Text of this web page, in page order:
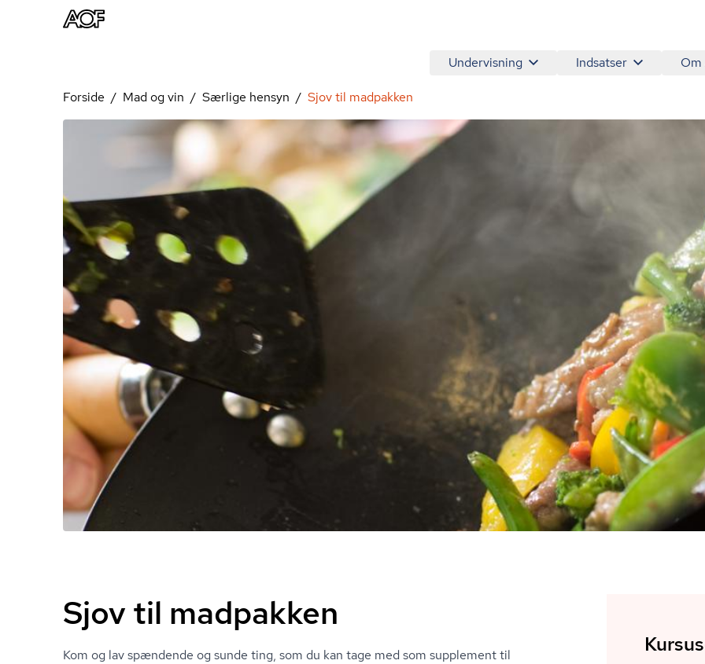
Undervisning Indsatser Om
Forside Mad og vin Særlige hensyn Sjov til madpakken
Sjov til madpakken
Kom og lav spændende og sunde ting, som du kan tage med som supplement til